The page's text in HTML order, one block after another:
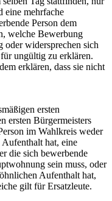
eine mehrfache
Person dem
welche Bewerbung
oder widersprechen sich
ungültig zu erklären.
erklären, dass sie nicht
ersten
ersten Bürgermeisters
im Wahlkreis weder
hat, eine
die sich bewerbende
sein muss, oder
Aufenthalt hat,
gilt für Ersatzleute.